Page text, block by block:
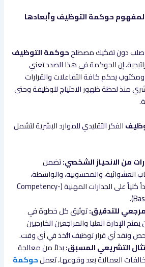
لمفهوم حوكمة التوظيف وأبعادها
صلب دون تفكيك مصطلححوكمة التوظيف
إن الحوكمة في هذا الصدد تعني
يحكم كافة التفاعلات والقرارات
منذ لحظة ظهور الاحتياج للوظيفة وحتى
الفكر التقليدي للموارد البشرية لتشمل
من الانحياز الشخصي:تضمن
العشوائية، والمحسوبية، والواسطة،
وتعتمد اعتماداً كلياً على الجدارات المهنية (Competency-
للتدقيق:توثيق كل خطوة في
الإدارة العليا والمراجعين الخارجيين
ونقد أي قرار توظيف اتُّخذ في أي وقت.
التشريعي المسبق:بدلاً من معالجة
العمالية بعد وقوعها، تعملحوكمة